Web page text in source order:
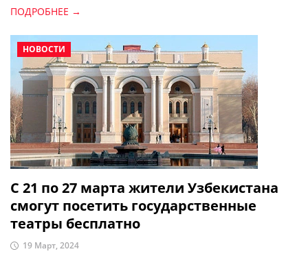
ПОДРОБНЕЕ →
НОВОСТИ
С 21 по 27 марта жители Узбекистана
смогут посетить государственные
театры бесплатно
19 Март, 2024